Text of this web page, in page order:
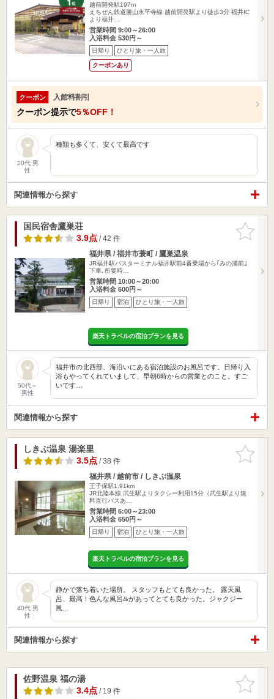
越前開発駅197m
えちぜん鉄道勝山永平寺線 越前開発駅より徒歩3分 福井IC
より福井…
営業時間 9:00～26:00
入浴料金 530円～
日帰り ひとり旅・一人旅
クーポンあり
クーポン 入館料割引
クーポン提示で5％OFF！
20代 男
性
種類も多くて、安くて最高です
関連情報から探す
お気に入
りに追加
国民宿舎鷹巣荘
3.9点/ 42 件
福井県 / 福井市蓑町 / 鷹巣温泉
JR福井駅バスターミナル福井駅前4番乗場から｢みの浦前｣
下車､所要時…
営業時間 10:00～20:00
入浴料金 600円～
日帰り 宿泊 ひとり旅・一人旅
楽天トラベルの宿泊プランを見る
50代～
男性
福井市の北西部、海沿いにある宿泊施設のお風呂です。日帰り入
浴もやってくれていまして、早朝6時からの営業とのこと。すご
いです…
関連情報から探す
お気に入
りに追加
しきぶ温泉 湯楽里
3.5点/ 38 件
福井県 / 越前市 / しきぶ温泉
王子保駅1.91km
JR北陸本線 武生駅よりタクシー利用15分（武生駅より無
料直行バスあ…
営業時間 6:00～23:00
入浴料金 650円～
日帰り 宿泊 ひとり旅・一人旅
楽天トラベルの宿泊プランを見る
40代 男
性
静かで落ち着いた場所。 スタッフもとても良かった。 露天風
呂、最高！色んな風呂♨️があってとても良かった。ジャクジー
風…
関連情報から探す
お気に入
りに追加
佐野温泉 福の湯
3.4点/ 19 件